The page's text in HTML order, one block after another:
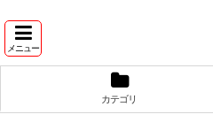
メニュー
カテゴリ